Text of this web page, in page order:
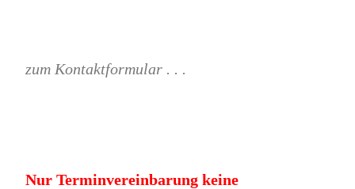
zum Kontaktformular . . .
Nur Terminvereinbarung keine